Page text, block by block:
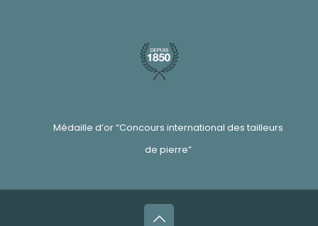
Médaille d’or “Concours international des tailleurs
de pierre”